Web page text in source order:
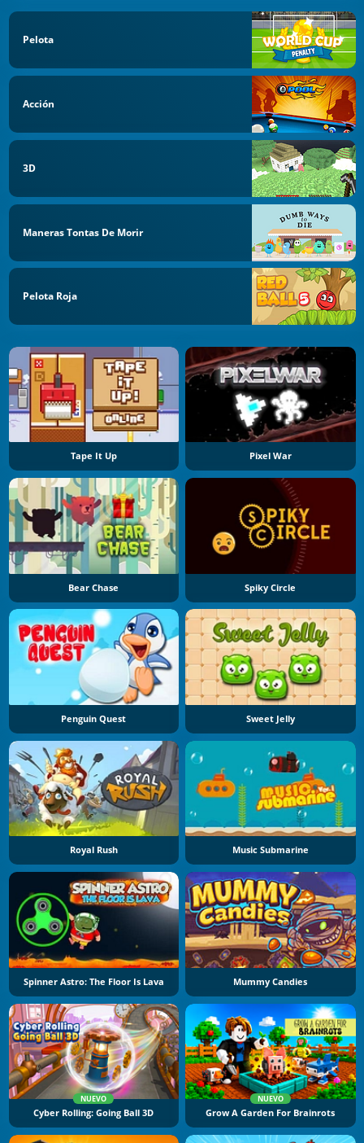
Pelota
Acción
3D
Maneras Tontas De Morir
Pelota Roja
Tape It Up Pixel War
Bear Chase Spiky Circle
Penguin Quest Sweet Jelly
Royal Rush Music Submarine
Spinner Astro: The Floor Is Lava Mummy Candies
NUEVO
Cyber Rolling: Going Ball 3D
NUEVO
Grow A Garden For Brainrots